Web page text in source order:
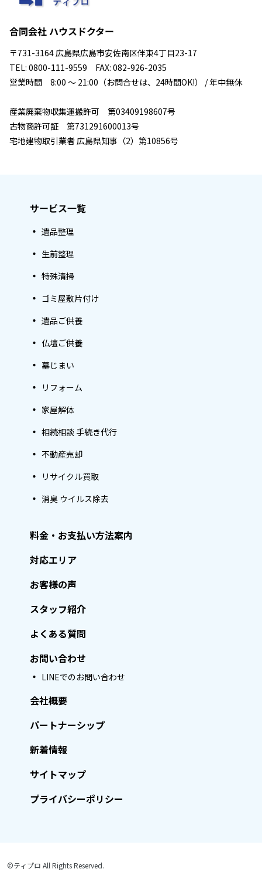
合同会社 ハウスドクター
〒731-3164 広島県広島市安佐南区伴東4丁目23-17
TEL: 0800-111-9559 FAX: 082-926-2035
営業時間 8:00 ～ 21:00（お問合せは、24時間OK!） / 年中無休
産業廃棄物収集運搬許可 第03409198607号
古物商許可証 第731291600013号
宅地建物取引業者 広島県知事（2）第10856号
サービス一覧
遺品整理
生前整理
特殊清掃
ゴミ屋敷片付け
遺品ご供養
仏壇ご供養
墓じまい
リフォーム
家屋解体
相続相談 手続き代行
不動産売却
リサイクル買取
消臭 ウイルス除去
料金・お支払い方法案内
対応エリア
お客様の声
スタッフ紹介
よくある質問
お問い合わせ
LINEでのお問い合わせ
会社概要
パートナーシップ
新着情報
サイトマップ
プライバシーポリシー
©ティプロ All Rights Reserved.